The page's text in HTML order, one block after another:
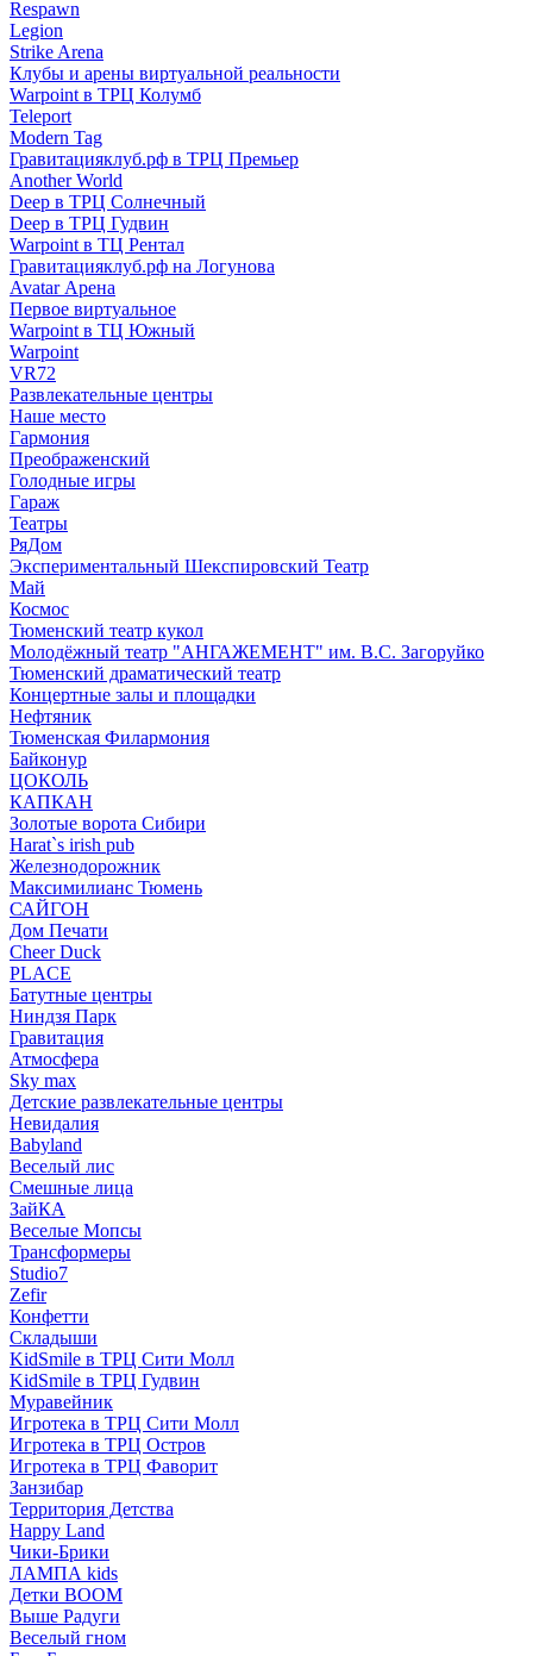
Respawn
Legion
Strike Arena
Клубы и арены виртуальной реальности
Warpoint в ТРЦ Колумб
Teleport
Modern Tag
Гравитацияклуб.рф в ТРЦ Премьер
Another World
Deep в ТРЦ Солнечный
Deep в ТРЦ Гудвин
Warpoint в ТЦ Рентал
Гравитацияклуб.рф на Логунова
Avatar Арена
Первое виртуальное
Warpoint в ТЦ Южный
Warpoint
VR72
Развлекательные центры
Наше место
Гармония
Преображенский
Голодные игры
Гараж
Театры
РяДом
Экспериментальный Шекспировский Театр
Май
Космос
Тюменский театр кукол
Молодёжный театр "АНГАЖЕМЕНТ" им. В.С. Загоруйко
Тюменский драматический театр
Концертные залы и площадки
Нефтяник
Тюменская Филармония
Байконур
ЦОКОЛЬ
КАПКАН
Золотые ворота Сибири
Harat`s irish pub
Железнодорожник
Максимилианс Тюмень
САЙГОН
Дом Печати
Cheer Duck
PLACE
Батутные центры
Ниндзя Парк
Гравитация
Атмосфера
Sky max
Детские развлекательные центры
Невидалия
Babyland
Веселый лис
Смешные лица
ЗайКА
Веселые Мопсы
Трансформеры
Studio7
Zefir
Конфетти
Складыши
KidSmile в ТРЦ Сити Молл
KidSmile в ТРЦ Гудвин
Муравейник
Игротека в ТРЦ Сити Молл
Игротека в ТРЦ Остров
Игротека в ТРЦ Фаворит
Занзибар
Территория Детства
Happy Land
Чики-Брики
ЛАМПА kids
Детки BOOM
Выше Радуги
Веселый гном